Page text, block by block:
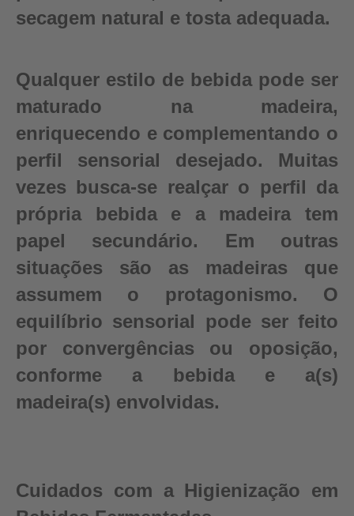
secagem natural e tosta adequada.
Qualquer estilo de bebida pode ser
maturado na madeira,
enriquecendo e complementando o
perfil sensorial desejado. Muitas
vezes busca-se realçar o perfil da
própria bebida e a madeira tem
papel secundário. Em outras
situações são as madeiras que
assumem o protagonismo. O
equilíbrio sensorial pode ser feito
por convergências ou oposição,
conforme a bebida e a(s)
madeira(s) envolvidas.
Cuidados com a Higienização em